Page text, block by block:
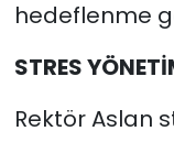
hedeflenme
STRES
Rektör Aslan